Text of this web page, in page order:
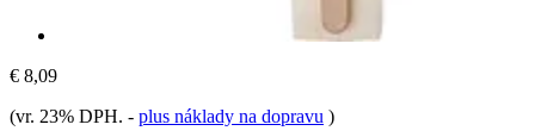
€ 8,09
(vr. 23% DPH. - plus náklady na dopravu )